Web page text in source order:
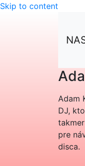
Skip to content
Adam
DJ,
pre
disca.